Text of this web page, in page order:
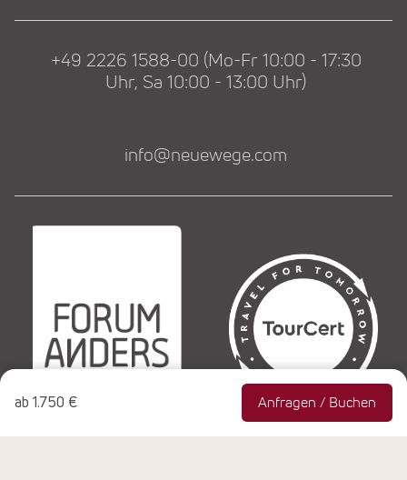
ab 1.750 € Anfragen / Buchen
+49 2226 1588-00 (Mo-Fr 10:00 - 17:30
Uhr, Sa 10:00 - 13:00 Uhr)
info@neuewege.com